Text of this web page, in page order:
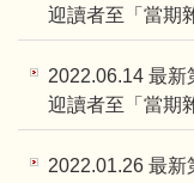
迎讀者至「當期
2022.06.14 最
迎讀者至「當期
2022.01.26 最